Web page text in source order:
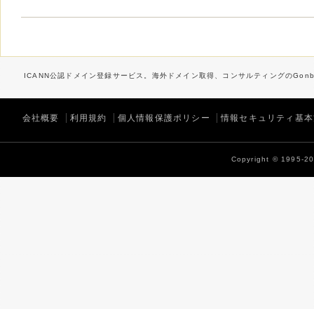
ICANN公認ドメイン登録サービス。海外ドメイン取得、コンサルティングの
会社概要 利用規約 個人情報保護ポリシー 情報セキュリティ基
Copyright © 1995-